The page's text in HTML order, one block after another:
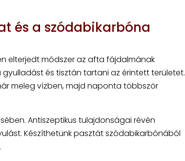
és a szódabikarbóna
elterjedt módszer az afta fájdalmának
és tisztán tartani az érintett területet.
meleg vízben, majd naponta többször
Antiszeptikus tulajdonságai révén
Készíthetünk pasztát szódabikarbónából